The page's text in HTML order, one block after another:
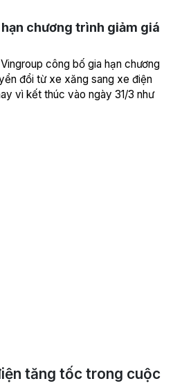
chương trình giảm giá
công bố gia hạn chương
đổi từ xe xăng sang xe điện
vì kết thúc vào ngày 31/3 như
tăng tốc trong cuộc